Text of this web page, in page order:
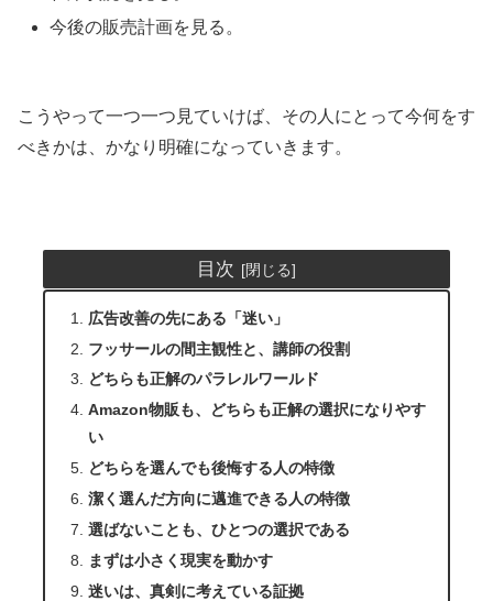
今後の販売計画を見る。
こうやって一つ一つ見ていけば、その人にとって今何をす
べきかは、かなり明確になっていきます。
目次
広告改善の先にある「迷い」
フッサールの間主観性と、講師の役割
どちらも正解のパラレルワールド
Amazon物販も、どちらも正解の選択になりやす
い
どちらを選んでも後悔する人の特徴
潔く選んだ方向に邁進できる人の特徴
選ばないことも、ひとつの選択である
まずは小さく現実を動かす
迷いは、真剣に考えている証拠